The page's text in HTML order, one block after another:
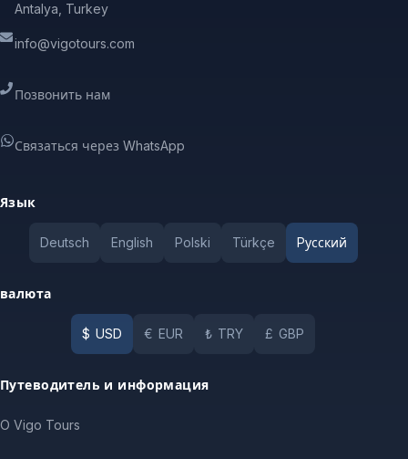
Antalya, Turkey
info@vigotours.com
Позвонить нам
Связаться через WhatsApp
Язык
Deutsch English Polski Türkçe Pусский
валюта
$ USD € EUR ₺ TRY £ GBP
Путеводитель и информация
O Vigo Tours